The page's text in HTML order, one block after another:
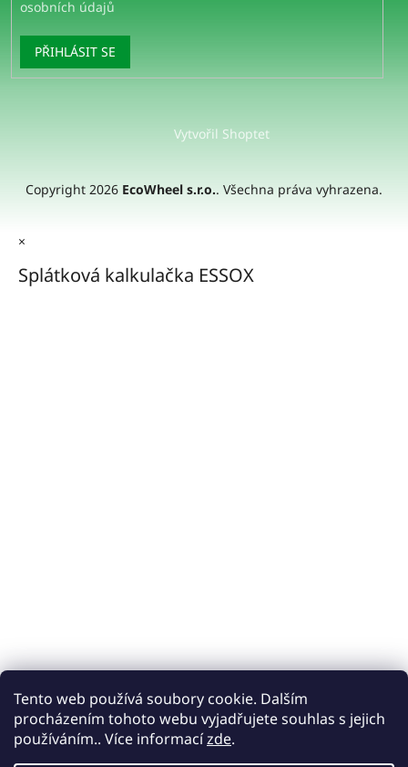
Tento web používá soubory cookie. Dalším
procházením tohoto webu vyjadřujete souhlas s jejich
používáním.. Více informacízde.
osobních údajů
PŘIHLÁSIT SE
Vytvořil Shoptet
Copyright 2026 EcoWheel s.r.o.. Všechna práva vyhrazena.
×
Splátková kalkulačka ESSOX